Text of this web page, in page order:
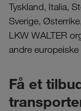
Tyskland, Italia,
Sverige,
LKW WALTER
andre europeiske
Få et